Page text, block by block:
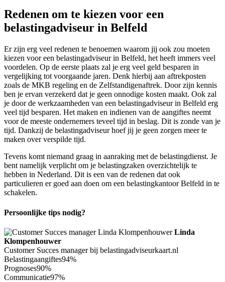
Redenen om te kiezen voor een
belastingadviseur in Belfeld
Er zijn erg veel redenen te benoemen waarom jij ook zou moeten
kiezen voor een belastingadviseur in Belfeld, het heeft immers veel
voordelen. Op de eerste plaats zal je erg veel geld besparen in
vergelijking tot voorgaande jaren. Denk hierbij aan aftrekposten
zoals de MKB regeling en de Zelfstandigenaftrek. Door zijn kennis
ben je ervan verzekerd dat je geen onnodige kosten maakt. Ook zal
je door de werkzaamheden van een belastingadviseur in Belfeld erg
veel tijd besparen. Het maken en indienen van de aangiftes neemt
voor de meeste ondernemers teveel tijd in beslag. Dit is zonde van je
tijd. Dankzij de belastingadviseur hoef jij je geen zorgen meer te
maken over verspilde tijd.
Tevens komt niemand graag in aanraking met de belastingdienst. Je
bent namelijk verplicht om je belastingzaken overzichtelijk te
hebben in Nederland. Dit is een van de redenen dat ook
particulieren er goed aan doen om een belastingkantoor Belfeld in te
schakelen.
Persoonlijke tips nodig?
Linda
Klompenhouwer
Customer Succes manager bij belastingadviseurkaart.nl
Belastingaangiftes94%
Prognoses90%
Communicatie97%